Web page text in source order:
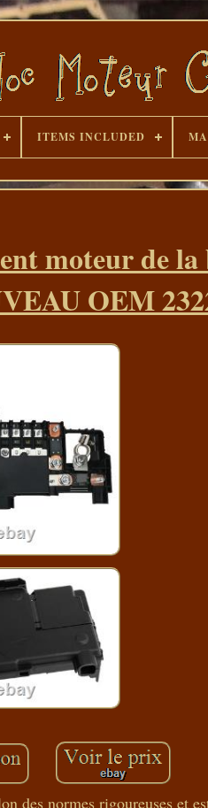
ITEMS INCLUDED
moteur de
OEM
des normes rigoureuses et